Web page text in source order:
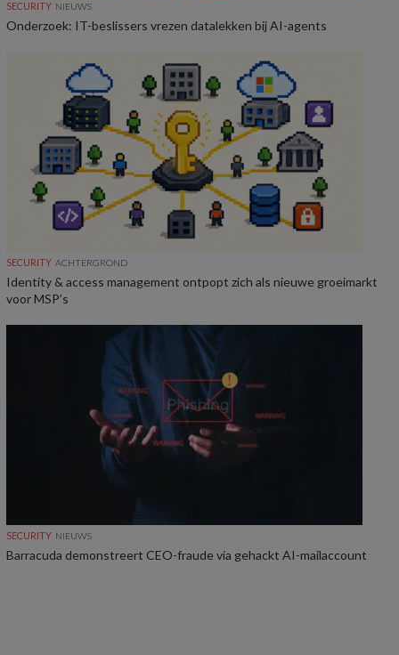
SECURITY NIEUWS
Onderzoek: IT-beslissers vrezen datalekken bij AI-agents
SECURITY ACHTERGROND
Identity & access management ontpopt zich als nieuwe groeimarkt
voor MSP’s
SECURITY NIEUWS
Barracuda demonstreert CEO-fraude via gehackt AI-mailaccount